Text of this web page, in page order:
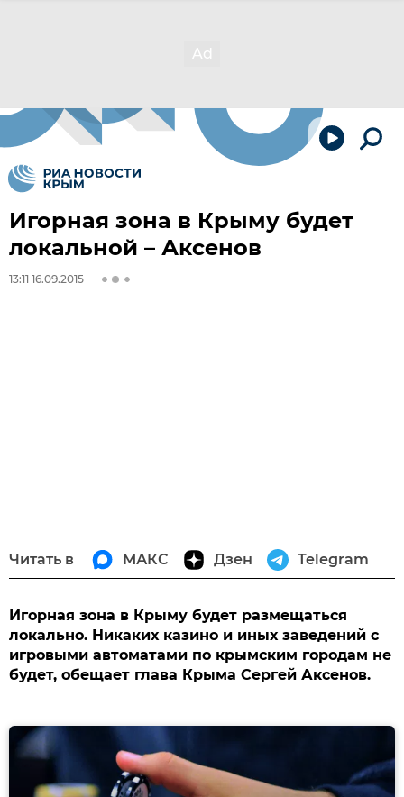
Игорная зона в Крыму будет
локальной – Аксенов
13:11 16.09.2015
Читать в МАКС Дзен Telegram
Игорная зона в Крыму будет размещаться
локально. Никаких казино и иных заведений с
игровыми автоматами по крымским городам не
будет, обещает глава Крыма Сергей Аксенов.